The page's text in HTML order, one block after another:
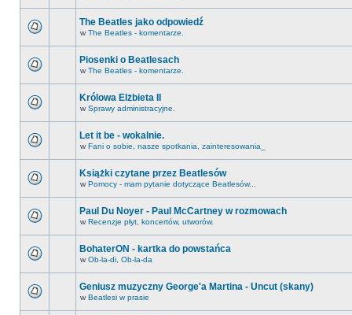
The Beatles jako odpowiedź
w The Beatles - komentarze.
Piosenki o Beatlesach
w The Beatles - komentarze.
Królowa Elżbieta II
w Sprawy administracyjne.
Let it be - wokalnie.
w Fani o sobie, nasze spotkania, zainteresowania_
Książki czytane przez Beatlesów
w Pomocy - mam pytanie dotyczące Beatlesów...
Paul Du Noyer - Paul McCartney w rozmowach
w Recenzje płyt, koncertów, utworów.
BohaterON - kartka do powstańca
w Ob-la-di, Ob-la-da
Geniusz muzyczny George'a Martina - Uncut (skany)
w Beatlesi w prasie